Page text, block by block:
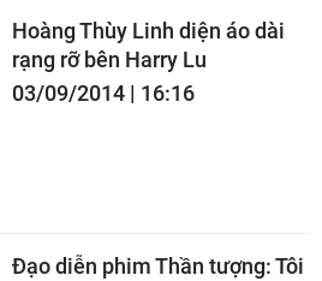
Hoàng Thùy Linh diện áo dài
rạng rỡ bên Harry Lu
03/09/2014 | 16:16
Đạo diễn phim Thần tượng: Tôi